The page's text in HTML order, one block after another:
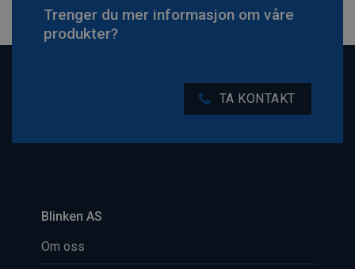
Trenger du mer informasjon om våre
produkter?
TA KONTAKT
Blinken AS
Om oss